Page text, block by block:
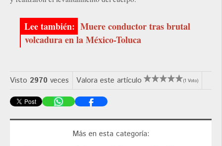
Muere conductor tras brutal
volcadura en la México-Toluca
Visto 2970 veces Valora este artículo (1 Voto)
Más en esta categoría: